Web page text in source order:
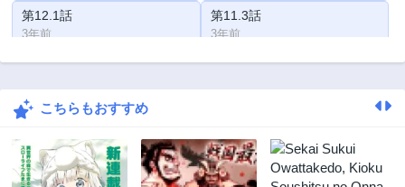
第12.1話
3年前
第11.3話
3年前
第11.2話 第11.1話
第10.3話
第10.1話
3年前
第9.3話
3年前
こちらもおすすめ